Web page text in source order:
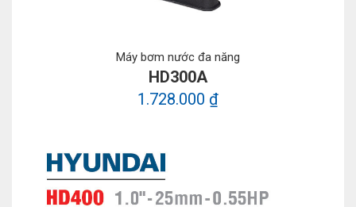
Máy bơm nước đa năng
HD300A
1.728.000 ₫